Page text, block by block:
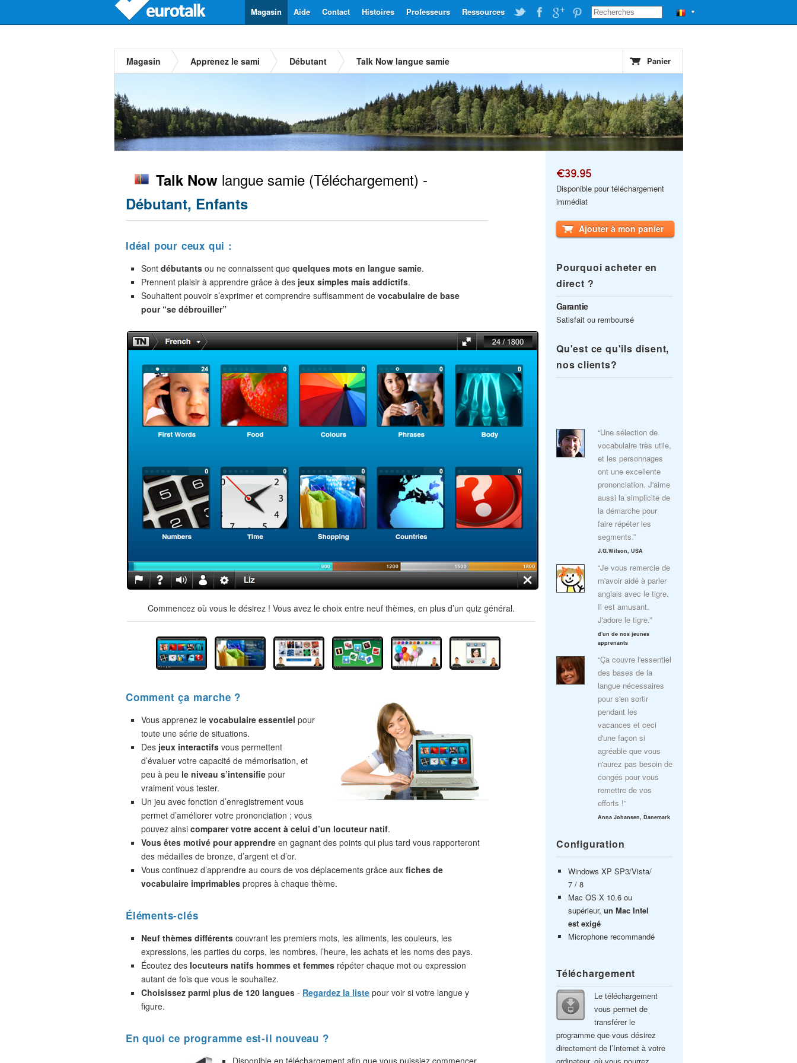
▼
Ressources
Professeurs
Histoires
Contact
Aide
Magasin
Magasin Apprenez le sami Débutant Talk Now langue samie Panier
Talk Now langue samie (Téléchargement) -
Débutant, Enfants
Idéal pour ceux qui :
Sont débutants ou ne connaissent que quelques mots en langue samie.
Prennent plaisir à apprendre grâce à des jeux simples mais addictifs.
Souhaitent pouvoir s’exprimer et comprendre suffisamment de vocabulaire de base
pour “se débrouiller”
Commencez où vous le désirez ! Vous avez le choix entre neuf thèmes, en plus d’un quiz général.
Comment ça marche ?
Vous apprenez le vocabulaire essentiel pour
toute une série de situations.
Des jeux interactifs vous permettent
d’évaluer votre capacité de mémorisation, et
peu à peu le niveau s’intensifie pour
vraiment vous tester.
Un jeu avec fonction d’enregistrement vous
permet d’améliorer votre prononciation ; vous
pouvez ainsi comparer votre accent à celui d’un locuteur natif.
Vous êtes motivé pour apprendre en gagnant des points qui plus tard vous rapporteront
des médailles de bronze, d’argent et d’or.
Vous continuez d’apprendre au cours de vos déplacements grâce aux fiches de
vocabulaire imprimables propres à chaque thème.
Éléments-clés
Neuf thèmes différents couvrant les premiers mots, les aliments, les couleurs, les
expressions, les parties du corps, les nombres, l’heure, les achats et les noms des pays.
Écoutez des locuteurs natifs hommes et femmes répéter chaque mot ou expression
autant de fois que vous le souhaitez.
Choisissez parmi plus de 120 langues - Regardez la liste pour voir si votre langue y
figure.
En quoi ce programme est-il nouveau ?
Disponible en téléchargement afin que vous puissiez commencer
€39.95
Disponible pour téléchargement
immédiat
Ajouter à mon panier
Pourquoi acheter en
direct ?
Garantie
Satisfait ou remboursé
Qu'est ce qu'ils disent,
nos clients?
“Une sélection de
vocabulaire très utile,
et les personnages
ont une excellente
prononciation. J'aime
aussi la simplicité de
la démarche pour
faire répéter les
segments.”
J.G.Wilson, USA
“Je vous remercie de
m'avoir aidé à parler
anglais avec le tigre.
Il est amusant.
J'adore le tigre.”
d'un de nos jeunes
apprenants
“Ça couvre l'essentiel
des bases de la
langue nécessaires
pour s'en sortir
pendant les
vacances et ceci
d'une façon si
agréable que vous
n'aurez pas besoin de
congés pour vous
remettre de vos
efforts !”
Anna Johansen, Danemark
Configuration
Windows XP SP3/Vista/
7 / 8
Mac OS X 10.6 ou
supérieur, un Mac Intel
est exigé
Microphone recommandé
Téléchargement
Le téléchargement
vous permet de
transférer le
programme que vous désirez
directement de l’Internet à votre